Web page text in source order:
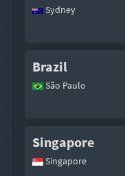
Sydney
Brazil
São Paulo
Singapore
Singapore